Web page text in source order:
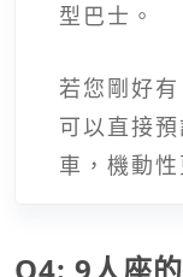
型巴士。
若您剛好
可以直接
車，機動性